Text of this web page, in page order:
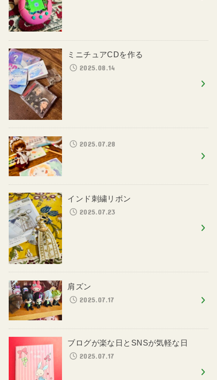
ミニチュアCDを作る
2025.08.14
2025.07.28
インド刺繍リボン
2025.07.23
肩ズン
2025.07.17
ブログが楽な日とSNSが気軽な日
2025.07.17